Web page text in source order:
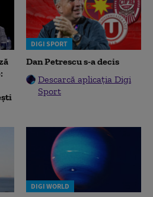
DIGI SPORT
Dan Petrescu s-a decis
Descarcă aplicația Digi
Sport
DIGI WORLD